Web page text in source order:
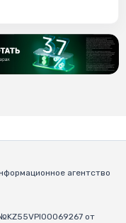
агентство
от